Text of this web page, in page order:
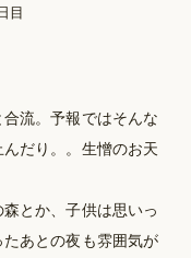
目
流。予報ではそんな
だり。。生憎のお天
とか、子供は思いっ
あとの夜も雰囲気が